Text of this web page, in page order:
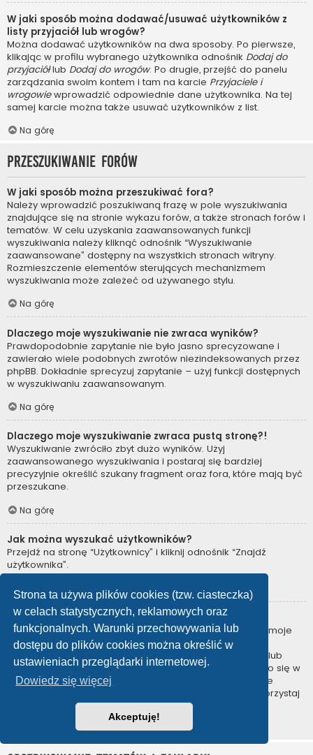
Strona ta używa plików cookies (tzw. ciasteczka)
w celach statystycznych, reklamowych oraz
funkcjonalnych. Warunki przechowywania lub
dostępu do plików cookies można określić w
ustawieniach przeglądarki internetowej.
Dowiedz się więcej
Akceptuję!
W jaki sposób można dodawać/usuwać użytkowników z
listy przyjaciół lub wrogów?
Można dodawać użytkowników na dwa sposoby. Po pierwsze,
klikając w profilu wybranego użytkownika odnośnik Dodaj do
przyjaciółlub Dodaj do wrogów. Po drugie, przejść do panelu
zarządzania swoim kontem i tam na karcie Przyjaciele i
wrogowiewprowadzić odpowiednie dane użytkownika. Na tej
samej karcie można także usuwać użytkowników z list.
Na górę
Przeszukiwanie forów
W jaki sposób można przeszukiwać fora?
Należy wprowadzić poszukiwaną frazę w pole wyszukiwania
znajdujące się na stronie wykazu forów, a także stronach forów i
tematów. W celu uzyskania zaawansowanych funkcji
wyszukiwania należy kliknąć odnośnik “Wyszukiwanie
zaawansowane” dostępny na wszystkich stronach witryny.
Rozmieszczenie elementów sterujących mechanizmem
wyszukiwania może zależeć od używanego stylu.
Na górę
Dlaczego moje wyszukiwanie nie zwraca wyników?
Prawdopodobnie zapytanie nie było jasno sprecyzowane i
zawierało wiele podobnych zwrotów niezindeksowanych przez
phpBB. Dokładnie sprecyzuj zapytanie – użyj funkcji dostępnych
w wyszukiwaniu zaawansowanym.
Na górę
Dlaczego moje wyszukiwanie zwraca pustą stronę?!
Wyszukiwanie zwróciło zbyt dużo wyników. Użyj
zaawansowanego wyszukiwania i postaraj się bardziej
precyzyjnie określić szukany fragment oraz fora, które mają być
przeszukane.
Na górę
Jak można wyszukać użytkowników?
Przejdź na stronę “Użytkownicy” i kliknij odnośnik “Znajdź
użytkownika”.
Na górę
W jaki sposób można znaleźć swoje posty i tematy?
Swoje posty można znaleźć, klikając odnośnik “Wyświetl moje
posty” znajdujący się w panelu zarządzania kontem lub
odnośnik “Posty użytkownika” na stronie swojego profilu lub
wybierając „Twoje posty” z menu „Więcej…” znajdującego się w
górnym lewym rogu witryny. Jeśli chcesz wyszukać swoje
tematy, użyj strony wyszukiwania zaawansowanego i skorzystaj
z odpowiednich funkcji.